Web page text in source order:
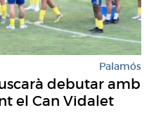
Palamós
debutar amb
el Can Vidalet